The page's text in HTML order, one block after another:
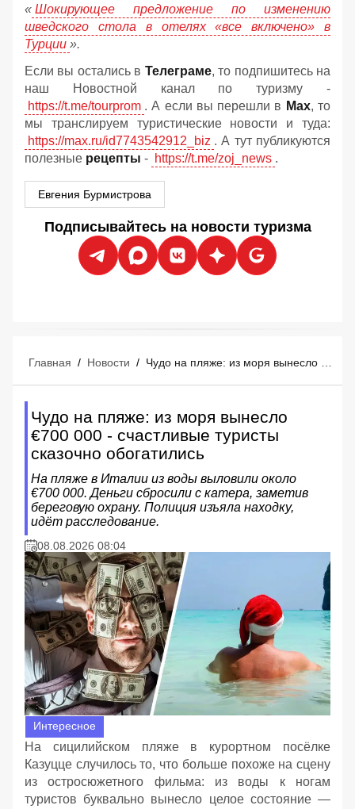
« Шокирующее предложение по изменению
шведского стола в отелях «все включено» в
Турции ».
Если вы остались в Телеграме, то подпишитесь на
наш Новостной канал по туризму -
https://t.me/tourprom . А если вы перешли в Мах, то
мы транслируем туристические новости и туда:
https://max.ru/id7743542912_biz . А тут публикуются
полезные рецепты - https://t.me/zoj_news .
Евгения Бурмистрова
Подписывайтесь на новости туризма
Главная / Новости / Чудо на пляже: из моря вынесло €700 000 - счастливые туристы сказочно обогатились
Чудо на пляже: из моря вынесло
€700 000 - счастливые туристы
сказочно обогатились
На пляже в Италии из воды выловили около
€700 000. Деньги сбросили с катера, заметив
береговую охрану. Полиция изъяла находку,
идёт расследование.
08.08.2026 08:04
Интересное
На сицилийском пляже в курортном посёлке
Казуцце случилось то, что больше похоже на сцену
из остросюжетного фильма: из воды к ногам
туристов буквально вынесло целое состояние —